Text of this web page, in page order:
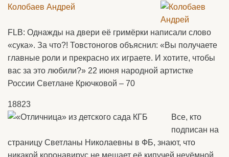
Колобаев Андрей
FLB: Однажды на двери её гримёрки написали слово
«сука». За что?! Товстоногов объяснил: «Вы получаете
главные роли и прекрасно их играете. И хотите, чтобы
вас за это любили?» 22 июня народной артистке
России Светлане Крючковой – 70
18823
Все, кто
подписан на
страницу Светланы Николаевны в ФБ, знают, что
никакой коронавирус не мешает её кипучей неуёмной